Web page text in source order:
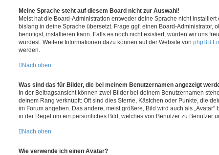
Meine Sprache steht auf diesem Board nicht zur Auswahl!
Meist hat die Board-Administration entweder deine Sprache nicht
bislang in deine Sprache übersetzt. Frage ggf. einen Board-Administrator,
benötigst, installieren kann. Falls es noch nicht existiert, würden wir uns
würdest. Weitere Informationen dazu können auf der Website von phpBB
werden.
Nach oben
Was sind das für Bilder, die bei meinem Benutzernamen angezeigt
In der Beitragsansicht können zwei Bilder bei deinem Benutzernamen
deinem Rang verknüpft: Oft sind dies Sterne, Kästchen oder Punkte, die
im Forum angeben. Das andere, meist größere, Bild wird auch als
in der Regel um ein persönliches Bild, welches von Benutzer zu Benutzer
Nach oben
Wie verwende ich einen Avatar?